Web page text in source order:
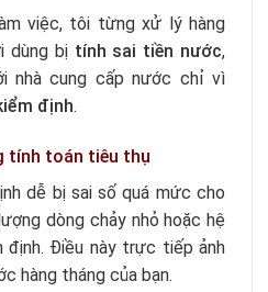
việc, tôi từng xử lý hàng
dùng bị tính sai tiền nước,
nhà cung cấp nước chỉ vì
định.
tính toán tiêu thụ
dễ bị sai số quá mức cho
dòng chảy nhỏ hoặc hệ
định. Điều này trực tiếp ảnh
hàng tháng của bạn.